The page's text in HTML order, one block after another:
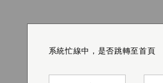
系統忙線中，是否跳轉至首頁
系統忙線中，是否跳轉至首頁
系統忙線中，是否跳轉至首頁
系統忙線中，是否跳轉至首頁
系統忙線中，是否跳轉至首頁